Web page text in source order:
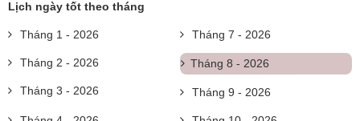
Lịch ngày tốt theo tháng
Tháng 1 - 2026
Tháng 2 - 2026
Tháng 3 - 2026
Tháng 7 - 2026
Tháng 8 - 2026
Tháng 9 - 2026